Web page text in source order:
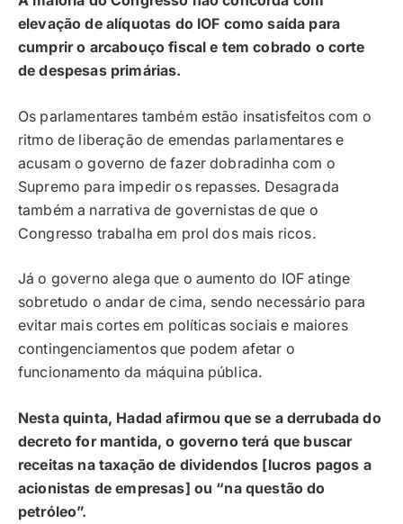
elevação de alíquotas do IOF como saída para
cumprir o arcabouço fiscal e tem cobrado o corte
de despesas primárias.
Os parlamentares também estão insatisfeitos com o
ritmo de liberação de emendas parlamentares e
acusam o governo de fazer dobradinha com o
Supremo para impedir os repasses. Desagrada
também a narrativa de governistas de que o
Congresso trabalha em prol dos mais ricos.
Já o governo alega que o aumento do IOF atinge
sobretudo o andar de cima, sendo necessário para
evitar mais cortes em políticas sociais e maiores
contingenciamentos que podem afetar o
funcionamento da máquina pública.
Nesta quinta, Hadad afirmou que se a derrubada do
decreto for mantida, o governo terá que buscar
receitas na taxação de dividendos [lucros pagos a
acionistas de empresas] ou “na questão do
petróleo”.